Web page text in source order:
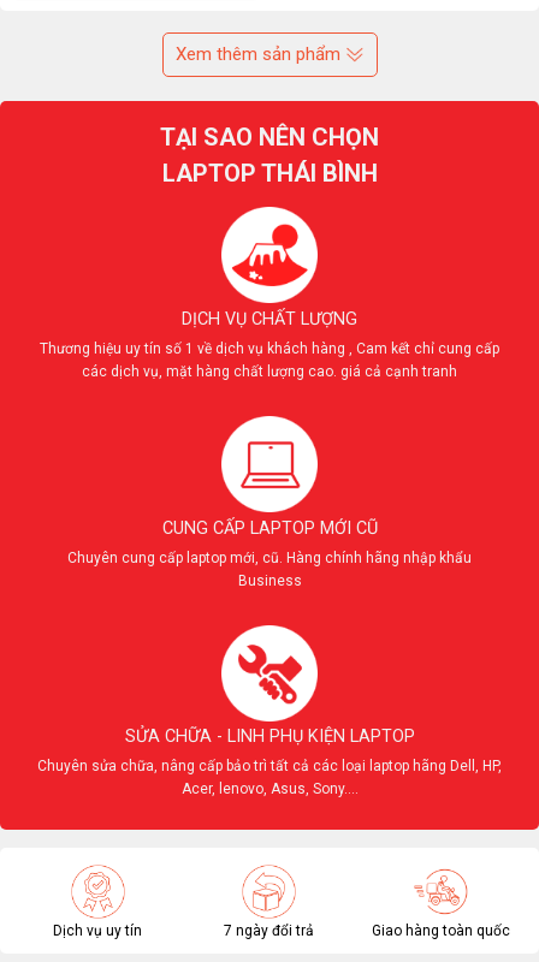
Xem thêm sản phẩm
TẠI SAO NÊN CHỌN
LAPTOP THÁI BÌNH
DỊCH VỤ CHẤT LƯỢNG
Thương hiệu uy tín số 1 về dịch vụ khách hàng , Cam kết chỉ cung cấp
các dịch vụ, mặt hàng chất lượng cao. giá cả cạnh tranh
CUNG CẤP LAPTOP MỚI CŨ
Chuyên cung cấp laptop mới, cũ. Hàng chính hãng nhập khẩu
Business
SỬA CHỮA - LINH PHỤ KIỆN LAPTOP
Chuyên sửa chữa, nâng cấp bảo trì tất cả các loại laptop hãng Dell, HP,
Acer, lenovo, Asus, Sony....
Dịch vụ uy tín 7 ngày đổi trả Giao hàng toàn quốc